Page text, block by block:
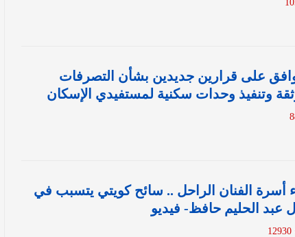
على قرارين جديدين بشأن التصرفات
وتنفيذ وحدات سكنية لمستفيدي الإسكان
أسرة الفنان الراحل .. سائح كويتي يتسبب في
عبد الحليم حافظ- فيديو